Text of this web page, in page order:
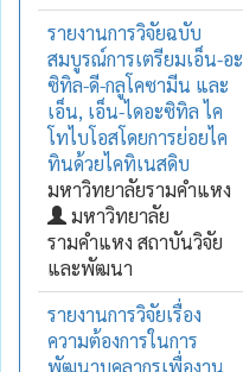
รายงานการวิจัยฉบับ
สมบูรณ์การเตรียมเอ็น-อะ
ซิทิล-ดี-กลูโคซามีน และ
เอ็น, เอ็น-ไดอะซิทิล ไค
โทไบโอสโดยการย่อยไค
ทินด้วยไคทิเนสดิบ
มหาวิทยาลัยรามคำแหง
มหาวิทยาลัย
รามคำแหง สถาบันวิจัย
และพัฒนา
รายงานการวิจัยเรื่อง
ความต้องการในการ
พัฒนาบุคลากรเพื่องาน